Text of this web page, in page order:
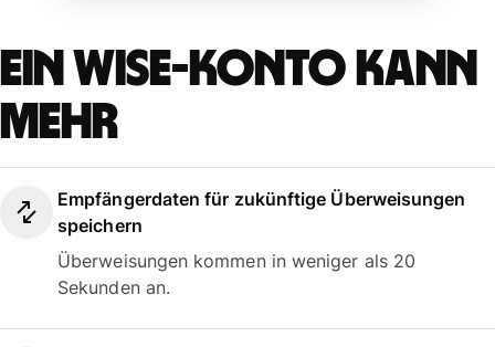
Ein Wise-Konto kann
mehr
Empfängerdaten für zukünftige Überweisungen
speichern
Überweisungen kommen in weniger als 20
Sekunden an.